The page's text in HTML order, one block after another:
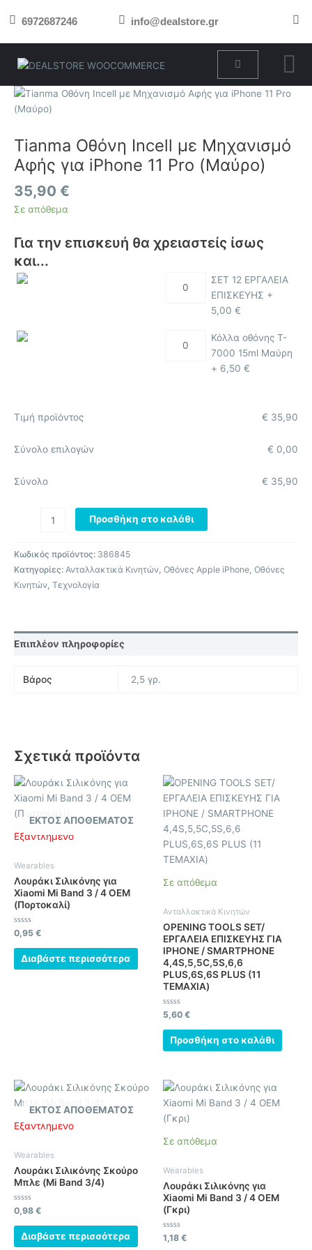
στο 6972687246 info@dealstore.gr
Cart
Tianma Οθόνη Incell με Μηχανισμό
Αφής για iPhone 11 Pro (Μαύρο)
35,90 €
Σε απόθεμα
Για την επισκευή θα χρειαστείς ίσως
και...
ΣΕΤ 12 ΕΡΓΑΛΕΙΑ
ΕΠΙΣΚΕΥΗΣ +
5,00 €
Κόλλα οθόνης T-
7000 15ml Μαύρη
+ 6,50 €
Τιμή προϊόντος 35,90
€
Σύνολο επιλογών 0,00
€
Σύνολο 35,90
€
Tianma
Οθόνη
με
Μηχανισμό
Αφής
για
iPhone
11
(Μαύρο)
ποσότητα
Προσθήκη στο καλάθι
Κωδικός προϊόντος: 386845
Κατηγορίες: Ανταλλακτικά Κινητών, Οθόνες Apple iPhone, Οθόνες
Κινητών, Τεχνολογία
Επιπλέον πληροφορίες
Βάρος 2,5 γρ.
Σχετικά προϊόντα
ΕΚΤΌΣ ΑΠΟΘΈΜΑΤΟΣ
Εξαντλημένο
Wearables
Λουράκι Σιλικόνης για
Xiaomi Mi Band 3 / 4 OEM
(Πορτοκαλί)
Βαθμολογήθηκε
με
0
από
0,95 €
Διαβάστε περισσότερα
Σε απόθεμα
Ανταλλακτικά Κινητών
OPENING TOOLS SET/
ΕΡΓΑΛΕΙΑ ΕΠΙΣΚΕΥΗΣ ΓΙΑ
IPHONE / SMARTPHONE
4,4S,5,5C,5S,6,6
PLUS,6S,6S PLUS (11
ΤΕΜΑΧΙΑ)
Βαθμολογήθηκε
με
0
από
5,60 €
Προσθήκη στο καλάθι
ΕΚΤΌΣ ΑΠΟΘΈΜΑΤΟΣ
Εξαντλημένο
Wearables
Λουράκι Σιλικόνης Σκούρο
Μπλε (Mi Band 3/4)
Βαθμολογήθηκε
με
0
από
0,98 €
Διαβάστε περισσότερα
Σε απόθεμα
Wearables
Λουράκι Σιλικόνης για
Xiaomi Mi Band 3 / 4 OEM
(Γκρι)
Βαθμολογήθηκε
με
1,18 €